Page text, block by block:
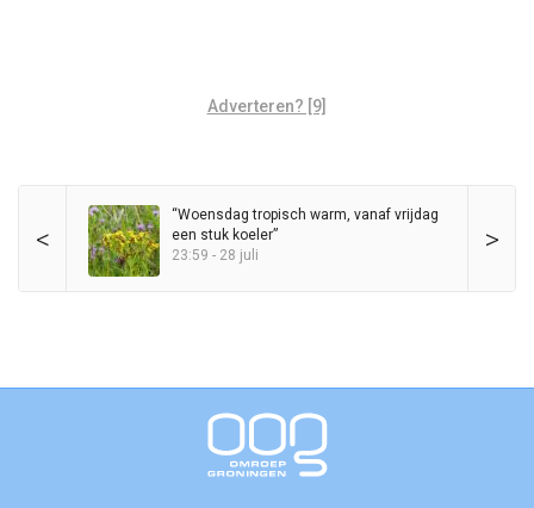
Adverteren? [9]
< >
“Woensdag tropisch warm, vanaf vrijdag
een stuk koeler”
23:59 - 28 juli